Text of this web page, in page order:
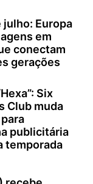
julho: Europa
em
conectam
gerações
Six
Club muda
publicitária
temporada